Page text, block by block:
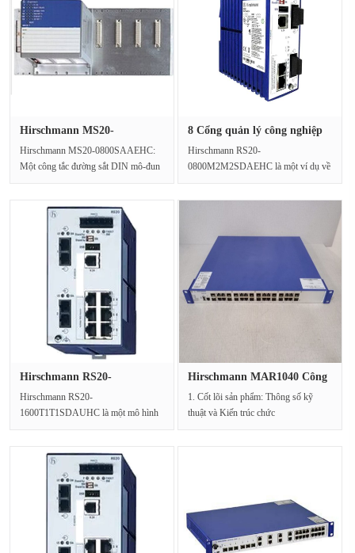
Hirschmann MS20-
Hirschmann MS20-0800SAAEHC:
Một công tắc đường sắt DIN mô-đun
8 Cổng quản lý công nghiệp
Hirschmann RS20-
0800M2M2SDAEHC là một ví dụ về
Hirschmann RS20-
Hirschmann RS20-
1600T1T1SDAUHC là một mô hình
Hirschmann MAR1040 Công
1. Cốt lõi sản phẩm: Thông số kỹ
thuật và Kiến trúc chức